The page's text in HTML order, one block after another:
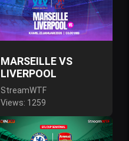
MARSEILLE VS
LIVERPOOL
StreamWTF
Views: 1259